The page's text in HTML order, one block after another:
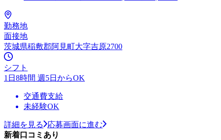
勤務地
面接地
茨城県稲敷郡阿見町大字吉原2700
シフト
1日8時間 週5日からOK
交通費支給
未経験OK
詳細を見る
応募画面に進む
新着口コミあり